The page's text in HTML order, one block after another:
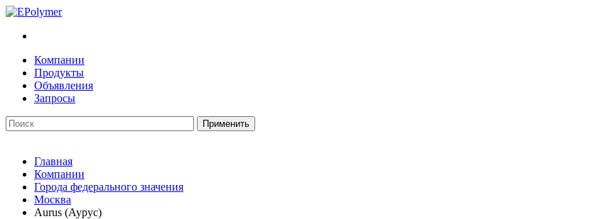
Компании
Продукты
Объявления
Запросы
Главная
Компании
Города федерального значения
Москва
Aurus (Аурус)